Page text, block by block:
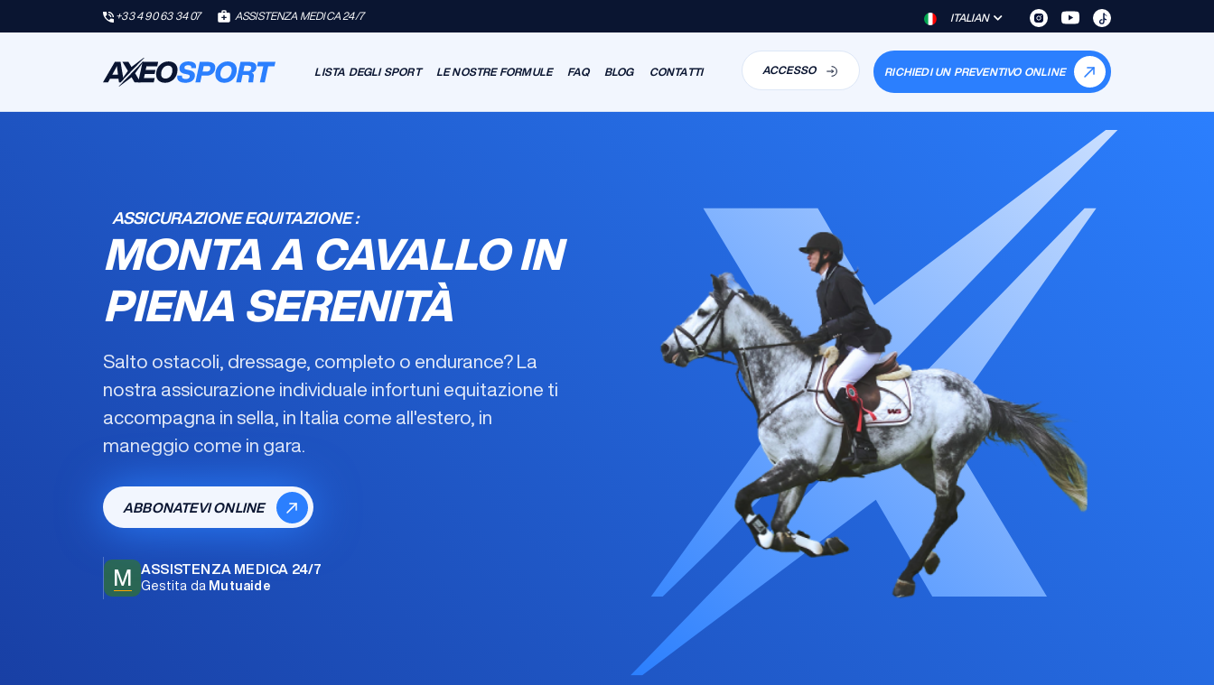
+33 4 90 63 34 07 ASSISTENZA MEDICA 24/7 ITALIAN
LISTA DEGLI SPORT LE NOSTRE FORMULE FAQ BLOG CONTATTI ACCESSO RICHIEDI UN PREVENTIVO ONLINE
ASSICURAZIONE EQUITAZIONE :
MONTA A CAVALLO IN
PIENA SERENITÀ
Salto ostacoli, dressage, completo o endurance? La
nostra assicurazione individuale infortuni equitazione ti
accompagna in sella, in Italia come all'estero, in
maneggio come in gara.
ABBONATEVI ONLINE
M ASSISTENZA MEDICA 24/7
Gestita da Mutuaide